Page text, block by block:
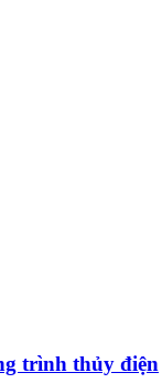
trình thủy điện